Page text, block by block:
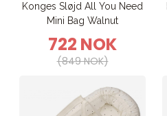
Konges Sløjd All You Need
Mini Bag Walnut
722 NOK
(849 NOK)